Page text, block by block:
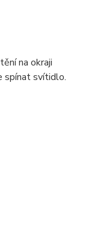
na okraji
spínat svítidlo.